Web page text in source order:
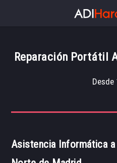
Reparación Portátil
Desde
Asistencia Informática